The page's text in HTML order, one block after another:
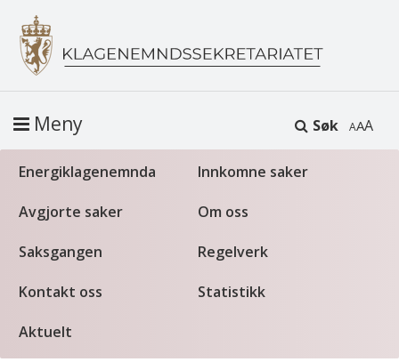
Søk A
Meny
Energiklagenemnda Innkomne saker
Avgjorte saker Om oss
Saksgangen Regelverk
Kontakt oss Statistikk
Aktuelt